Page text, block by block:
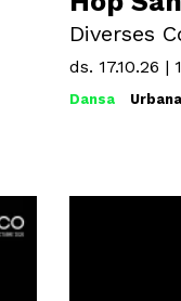
Diverses
ds. 17.10.26 |
Dansa Urbana